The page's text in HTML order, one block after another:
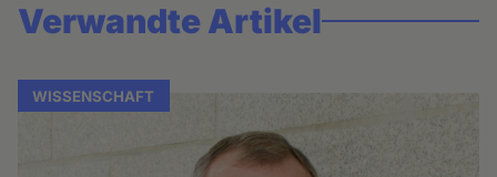
Verwandte Artikel
WISSENSCHAFT